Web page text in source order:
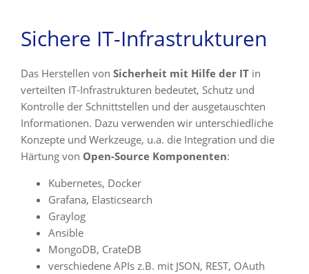
Sichere IT-Infrastrukturen
Das Herstellen von Sicherheit mit Hilfe der IT in
verteilten IT-Infrastrukturen bedeutet, Schutz und
Kontrolle der Schnittstellen und der ausgetauschten
Informationen. Dazu verwenden wir unterschiedliche
Konzepte und Werkzeuge, u.a. die Integration und die
Härtung von Open-Source Komponenten:
Kubernetes, Docker
Grafana, Elasticsearch
Graylog
Ansible
MongoDB, CrateDB
verschiedene APIs z.B. mit JSON, REST, OAuth